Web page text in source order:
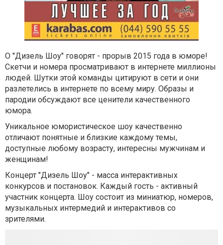
О "Дизель Шоу" говорят - прорыв 2015 года в юморе!
Скетчи и номера просматривают в интернете миллионы
людей. Шутки этой команды цитируют в сети и они
разлетелись в интернете по всему миру. Образы и
пародии обсуждают все ценители качественного
юмора.
Уникальное юмористическое шоу качественно
отличают понятные и близкие каждому темы,
доступные любому возрасту, интересны мужчинам и
женщинам!
Концерт "Дизель Шоу" - масса интерактивных
конкурсов и постановок. Каждый гость - активный
участник концерта. Шоу состоит из миниатюр, номеров,
музыкальных интермедий и интерактивов со
зрителями.